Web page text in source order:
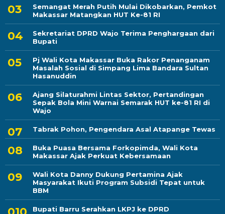
Semangat Merah Putih Mulai Dikobarkan, Pemkot
Makassar Matangkan HUT Ke-81 RI
Sekretariat DPRD Wajo Terima Penghargaan dari
Bupati
Pj Wali Kota Makassar Buka Rakor Penanganam
Masalah Sosial di Simpang Lima Bandara Sultan
Hasanuddin
Ajang Silaturahmi Lintas Sektor, Pertandingan
Sepak Bola Mini Warnai Semarak HUT ke-81 RI di
Wajo
Tabrak Pohon, Pengendara Asal Atapange Tewas
Buka Puasa Bersama Forkopimda, Wali Kota
Makassar Ajak Perkuat Kebersamaan
Wali Kota Danny Dukung Pertamina Ajak
Masyarakat Ikuti Program Subsidi Tepat untuk
BBM
Bupati Barru Serahkan LKPJ ke DPRD